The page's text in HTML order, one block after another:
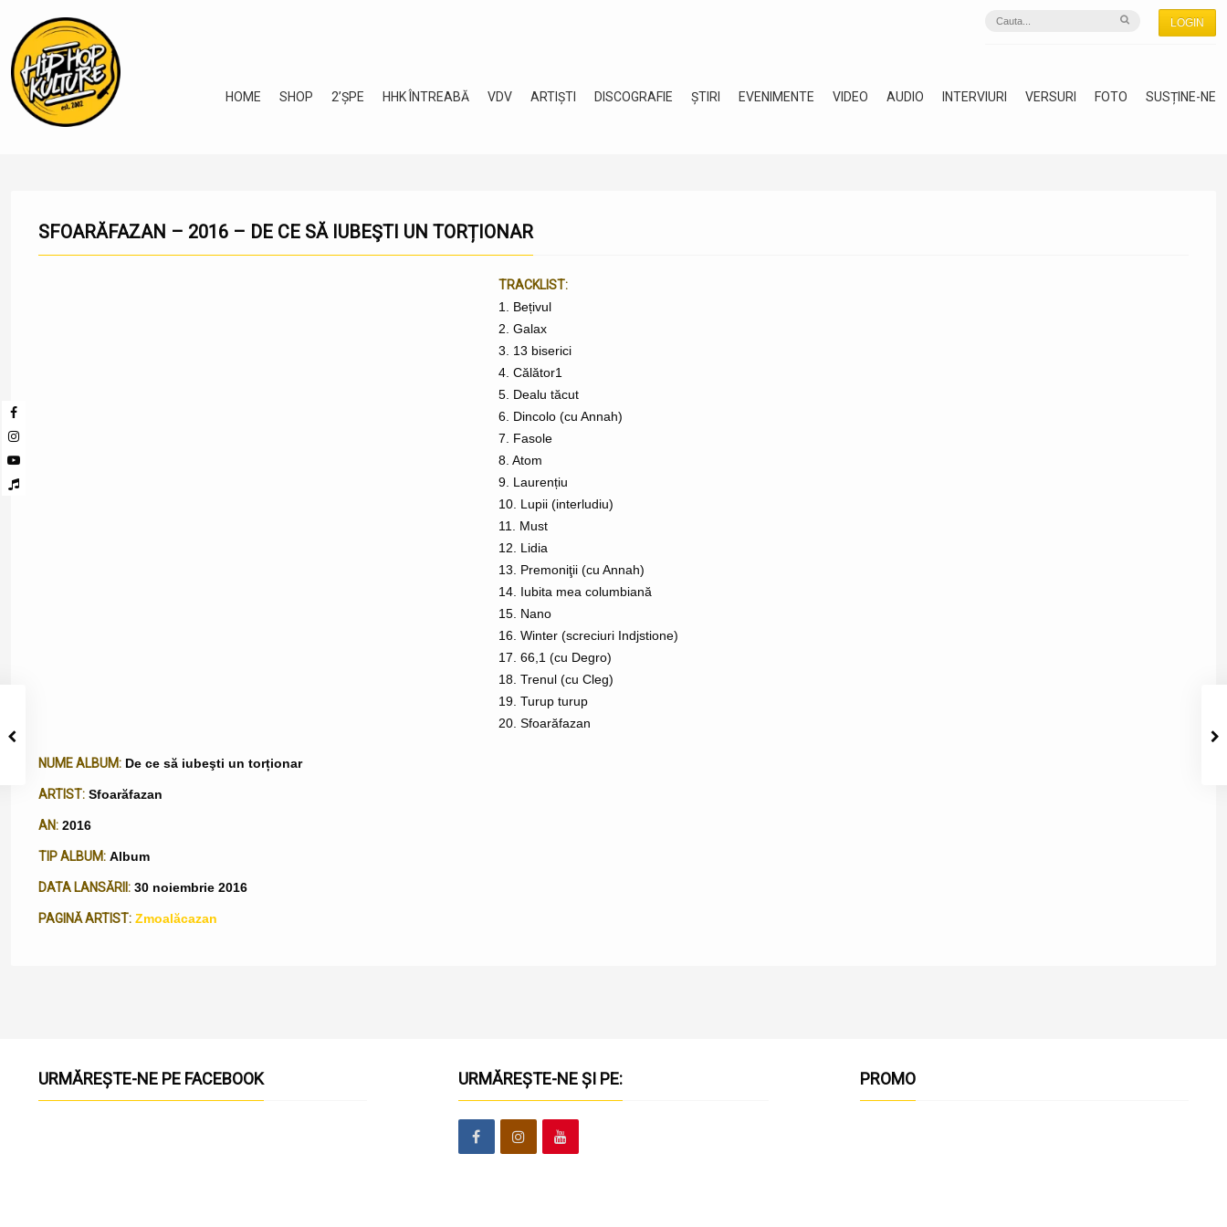
LOGIN
HOME SHOP 2’ȘPE HHK ÎNTREABĂ VDV ARTIȘTI DISCOGRAFIE ȘTIRI EVENIMENTE VIDEO AUDIO INTERVIURI VERSURI FOTO SUSȚINE-NE
SFOARĂFAZAN – 2016 – DE CE SĂ IUBEŞTI UN TORȚIONAR
TRACKLIST:
1. Bețivul
2. Galax
3. 13 biserici
4. Călător1
5. Dealu tăcut
6. Dincolo (cu Annah)
7. Fasole
8. Atom
9. Laurențiu
10. Lupii (interludiu)
11. Must
12. Lidia
13. Premoniţii (cu Annah)
14. Iubita mea columbiană
15. Nano
16. Winter (screciuri Indjstione)
17. 66,1 (cu Degro)
18. Trenul (cu Cleg)
19. Turup turup
20. Sfoarăfazan
NUME ALBUM: De ce să iubeşti un torționar
ARTIST: Sfoarăfazan
AN: 2016
TIP ALBUM: Album
DATA LANSĂRII: 30 noiembrie 2016
PAGINĂ ARTIST: Zmoalăcazan
URMĂREȘTE-NE PE FACEBOOK URMĂREȘTE-NE ȘI PE: PROMO